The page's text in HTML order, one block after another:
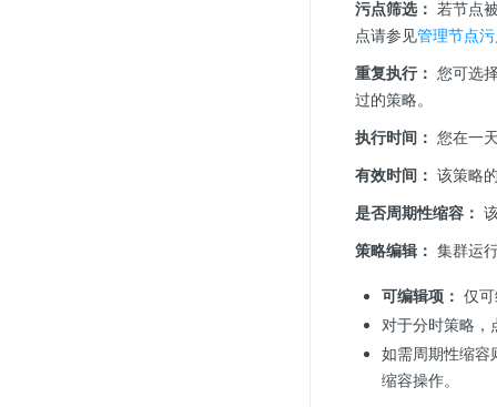
污点筛选： 若节点
点请参见管理节点
重复执行： 您可选
过的策略。
执行时间： 您在一
有效时间： 该策略
是否周期性缩容：
策略编辑： 集群运
可编辑项： 仅
对于分时策略，
如需周期性缩容
缩容操作。